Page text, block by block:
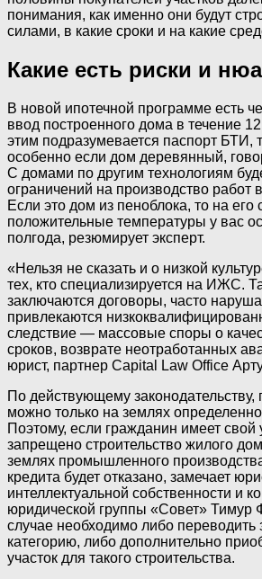
понимания, как именно они будут
силами, в какие сроки и на какие
Какие есть риски и
В новой ипотечной программе есть
ввод построенного дома в течение
этим подразумевается паспорт БТИ,
особенно если дом деревянный,
С домами по другим технологиям
ограничений на производство работ
Если это дом из пеноблока, то на его
положительные температуры у вас
полгода, резюмирует эксперт.
«Нельзя не сказать и о низкой
тех, кто специализируется на ИЖС.
заключаются договоры, часто
привлекаются
следствие — массовые споры о
сроков, возврате неотработанных
юрист, партнер Capital Law Office
По действующему законодательству,
можно только на землях
Поэтому, если гражданин имеет свой
запрещено строительство жилого
землях промышленного
кредита будет отказано, замечает
интеллектуальной собственности и
юридической группы «Совет» Тимур
случае необходимо либо
категорию, либо дополнительно
участок для такого строительства.